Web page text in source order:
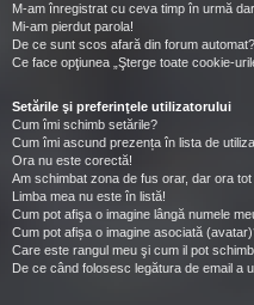
M-am înregistrat cu ceva timp în urmă
Mi-am pierdut parola!
De ce sunt scos afară din forum automat?
Ce face opţiunea „Şterge toate cookie-
Setările şi preferinţele utilizatorului
Cum îmi schimb setările?
Cum îmi ascund prezența în lista de
Ora nu este corectă!
Am schimbat zona de fus orar, dar ora
Limba mea nu este în listă!
Cum pot afişa o imagine lângă numele
Cum pot afișa o imagine asociată
Care este rangul meu şi cum il pot
De ce când folosesc legătura de email a